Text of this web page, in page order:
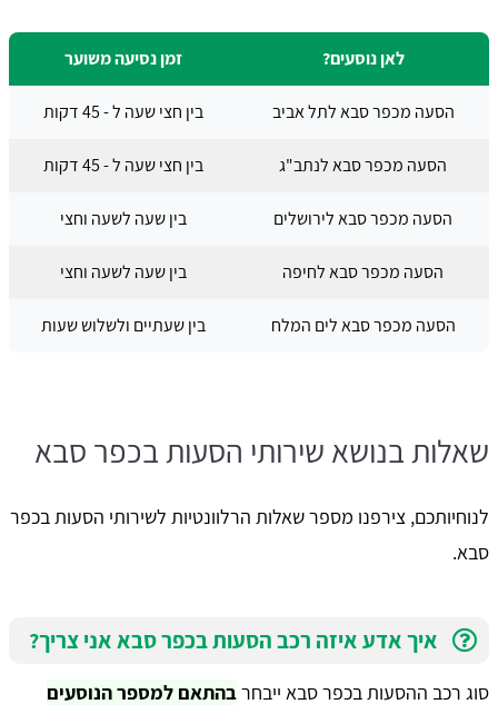
לאן נוסעים? זמן נסיעה משוער
הסעה מכפר סבא לתל אביב בין חצי שעה ל - 45 דקות
הסעה מכפר סבא לנתב"ג בין חצי שעה ל - 45 דקות
הסעה מכפר סבא לירושלים בין שעה לשעה וחצי
הסעה מכפר סבא לחיפה בין שעה לשעה וחצי
הסעה מכפר סבא לים המלח בין שעתיים ולשלוש שעות
שאלות בנושא שירותי הסעות בכפר סבא
לנוחיותכם, צירפנו מספר שאלות הרלוונטיות לשירותי הסעות בכפר
סבא.
איך אדע איזה רכב הסעות בכפר סבא אני צריך?
סוג רכב ההסעות בכפר סבא ייבחרבהתאם למספר הנוסעים